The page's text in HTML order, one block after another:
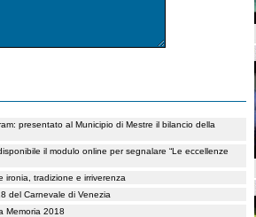
presentato al Municipio di Mestre il bilancio della
il modulo online per segnalare “Le eccellenze
ironia, tradizione e irriverenza
del Carnevale di Venezia
Memoria 2018